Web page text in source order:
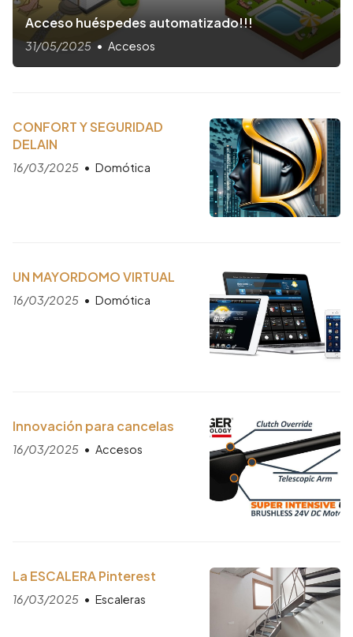
Acceso huéspedes automatizado!!!
31/05/2025 Accesos
CONFORT Y SEGURIDAD
DELAIN
16/03/2025 Domótica
UN MAYORDOMO VIRTUAL
16/03/2025 Domótica
Innovación para cancelas
16/03/2025 Accesos
La ESCALERA Pinterest
16/03/2025 Escaleras